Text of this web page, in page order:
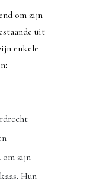
om zijn
uit
enkele
om zijn
Hun